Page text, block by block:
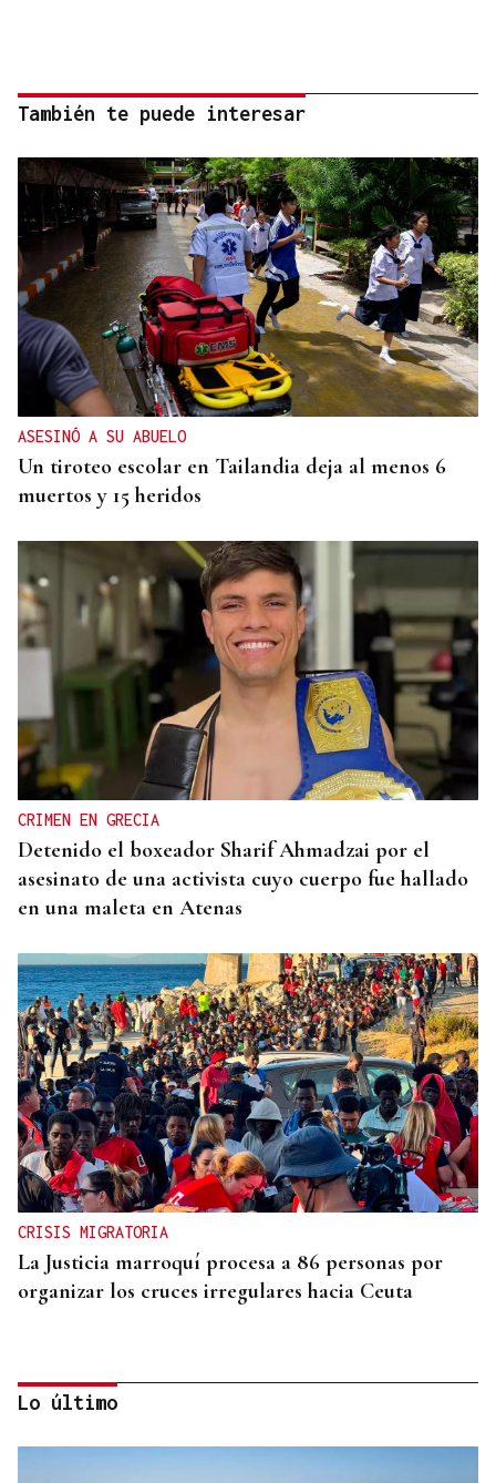
También te puede interesar
ASESINÓ A SU ABUELO
Un tiroteo escolar en Tailandia deja al menos 6
muertos y 15 heridos
CRIMEN EN GRECIA
Detenido el boxeador Sharif Ahmadzai por el
asesinato de una activista cuyo cuerpo fue hallado
en una maleta en Atenas
CRISIS MIGRATORIA
La Justicia marroquí procesa a 86 personas por
organizar los cruces irregulares hacia Ceuta
Lo último